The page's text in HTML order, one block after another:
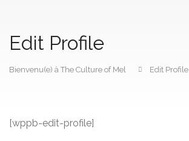
Edit Profile
Bienvenu(e) à The Culture of Mel Edit Profile
[wppb-edit-profile]